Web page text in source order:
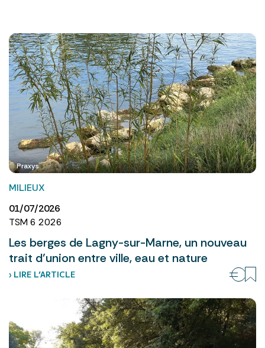
Praxys
MILIEUX
01/07/2026
TSM 6 2026
Les berges de Lagny-sur-Marne, un nouveau
trait d’union entre ville, eau et nature
› LIRE L’ARTICLE